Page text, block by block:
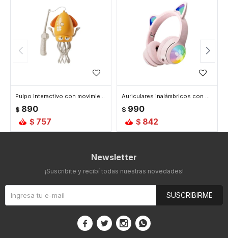
Pulpo Interactivo con movimiento y sonidos - Amarillo
$ 890
$ 757
Auriculares inalámbricos con orejas de gato - Rosa
$ 990
$ 842
Newsletter
¡Suscribite y recibí todas nuestras novedades!
SUSCRIBIRME
   